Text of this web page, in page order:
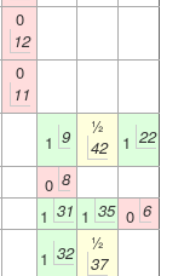
0
12
0
11
1 9
½
42
1 22
0 8
1 31 1 35 0 6
1 32
½
37